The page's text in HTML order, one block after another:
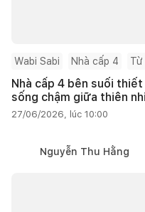
Wabi Sabi Nhà cấp 4 Từ
Nhà cấp 4 bên suối
sống chậm giữa thiên
27/06/2026, lúc 10:00
Nguyễn Thu Hằng